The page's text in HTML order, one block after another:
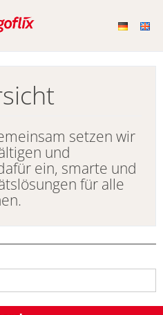
setzen wir
und
ein, smarte und
für alle